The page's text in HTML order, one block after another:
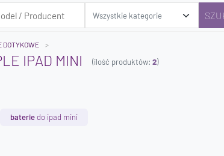
DOTYKOWE
IPAD MINI (ilość produktów: 2)
baterie do ipad mini